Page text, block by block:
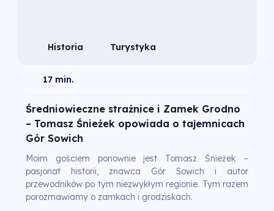
Historia Turystyka
17 min.
Średniowieczne strażnice i Zamek Grodno
– Tomasz Śnieżek opowiada o tajemnicach
Gór Sowich
Moim gościem ponownie jest Tomasz Śnieżek –
pasjonat historii, znawca Gór Sowich i autor
przewodników po tym niezwykłym regionie. Tym razem
porozmawiamy o zamkach i grodziskach.